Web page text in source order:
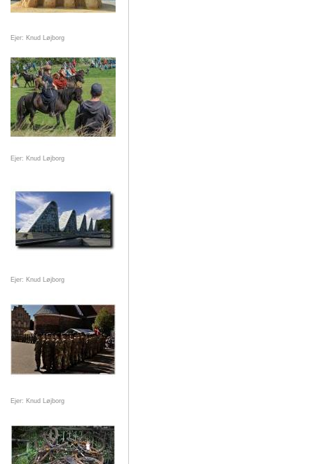
Ejer: Knud Løjborg
Ejer: Knud Løjborg
Ejer: Knud Løjborg
Ejer: Knud Løjborg